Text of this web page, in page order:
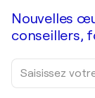
Nouvelles
conseillers,